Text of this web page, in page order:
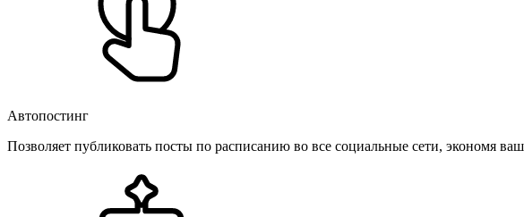
Автопостинг
Позволяет публиковать посты по расписанию во все социальные сети, экономя